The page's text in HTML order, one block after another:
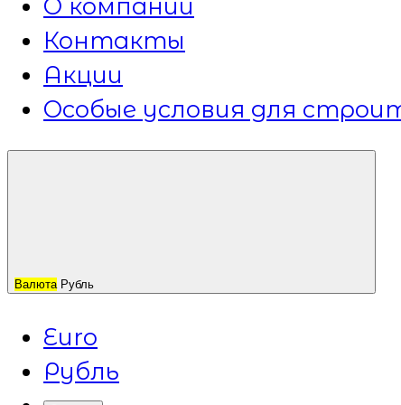
О компании
Контакты
Акции
Особые условия для
Валюта Рубль
Euro
Рубль